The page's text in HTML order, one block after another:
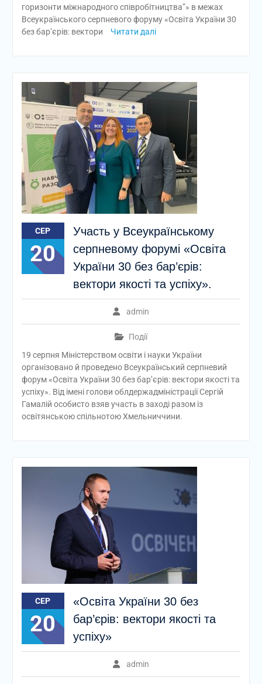
горизонти міжнародного співробітництва”» в межах
Всеукраїнського серпневого форуму «Освіта України 30
без бар’єрів: вектори
Читати далі
СЕР
20
Участь у Всеукраїнському
серпневому форумі «Освіта
України 30 без бар’єрів:
вектори якості та успіху».
admin
Події
19 серпня Міністерством освіти і науки України
організовано й проведено Всеукраїнський серпневий
форум «Освіта України 30 без бар’єрів: вектори якості та
успіху». Від імені голови облдержадміністрації Сергій
Гамалій особисто взяв участь в заході разом із
освітянською спільнотою Хмельниччини.
СЕР
20
«Освіта України 30 без
бар’єрів: вектори якості та
успіху»
admin